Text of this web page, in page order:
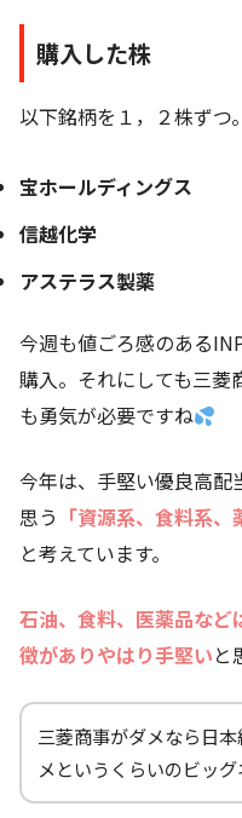
購入した株
以下銘柄を１，２株ずつ。
宝ホールディングス
信越化学
アステラス製薬
今週も値ごろ感のある
購入。それにしても三菱
も勇気が必要ですね
今年は、手堅い優良高配
思う 「資源系、食料系、
と考えています。
石油、食料、医薬品な
徴がありやはり手堅いと
三菱商事がダメなら日
メというくらいのビッ